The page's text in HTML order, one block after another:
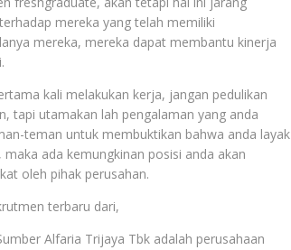
mereka yang telah memiliki
mereka, mereka dapat membantu kinerja
kali melakukan kerja, jangan pedulikan
tapi utamakan lah pengalaman yang anda
teman untuk membuktikan bahwa anda layak
ada kemungkinan posisi anda akan
oleh pihak perusahan.
terbaru dari,
Alfaria Trijaya Tbk adalah perusahaan